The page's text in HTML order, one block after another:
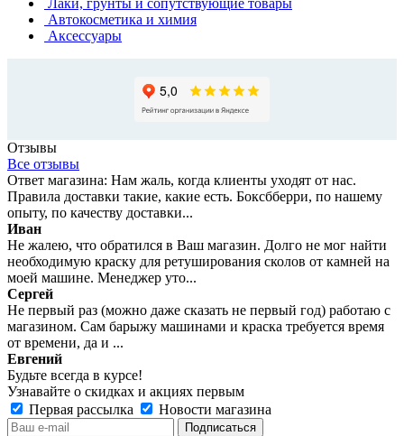
Лаки, грунты и сопутствующие товары
Автокосметика и химия
Аксессуары
Отзывы
Все отзывы
Ответ магазина: Нам жаль, когда клиенты уходят от нас.
Правила доставки такие, какие есть. Боксбберри, по нашему
опыту, по качеству доставки...
Иван
Не жалею, что обратился в Ваш магазин. Долго не мог найти
необходимую краску для ретуширования сколов от камней на
моей машине. Менеджер уто...
Сергей
Не первый раз (можно даже сказать не первый год) работаю с
магазином. Сам барыжу машинами и краска требуется время
от времени, да и ...
Евгений
Будьте всегда в курсе!
Узнавайте о скидках и акциях первым
Первая рассылка
Новости магазина